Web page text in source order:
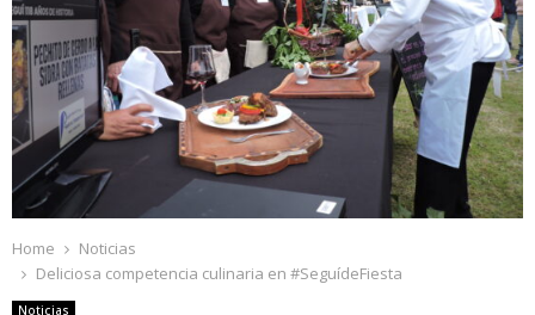
Home
Noticias
Deliciosa competencia culinaria en #SeguídeFiesta
Noticias